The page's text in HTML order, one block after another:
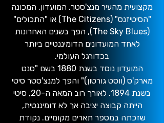
מקצועית מהעיר מנצ'סטר. המועדון, המכונה
"הסיטיזנס" (The Citizens) או "התכולים"
(The Sky Blues), הפך בשנים האחרונות
לאחד המועדונים הדומיננטיים ביותר
בכדורגל העולמי.
המועדון נוסד בשנת 1880 בשם "סנט
מארק'ס (ווסט גורטון)" והפך למנצ'סטר סיטי
בשנת 1894. לאורך רוב המאה ה-20, סיטי
הייתה קבוצה יציבה אך לא דומיננטית,
שזכתה במספר תארים מקומיים. נקודת